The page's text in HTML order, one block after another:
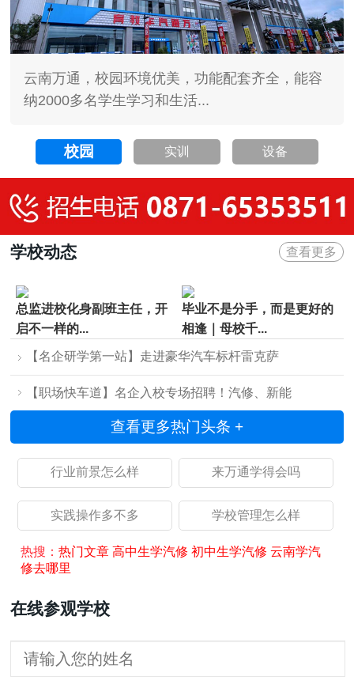
云南万通，校园环境优美，功能配套齐全，能容
纳2000多名学生学习和生活...
校园 实训 设备
学校动态 查看更多
总监进校化身副班主任，开
启不一样的...
毕业不是分手，而是更好的
相逢｜母校千...
【名企研学第一站】走进豪华汽车标杆雷克萨
【职场快车道】名企入校专场招聘！汽修、新能
查看更多热门头条 +
行业前景怎么样 来万通学得会吗
实践操作多不多 学校管理怎么样
热搜：热门文章 高中生学汽修 初中生学汽修 云南学汽
修去哪里
在线参观学校